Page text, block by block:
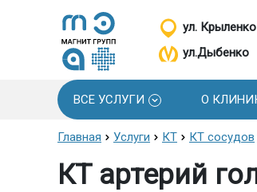
ул.
ул.Дыбенко
ВСЕ УСЛУГИ О
Главная Услуги КТ КТ сосудов
КТ артерий